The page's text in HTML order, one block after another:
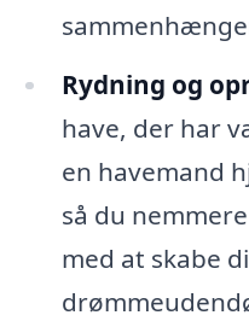
Rydning og
have, der har
en havemand
så du
med at skabe